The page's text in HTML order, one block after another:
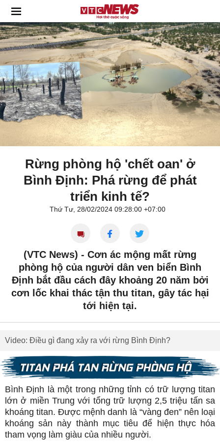
Rừng phòng hộ 'chết oan' ở
Bình Định: Phá rừng để phát
triển kinh tế?
Thứ Tư, 28/02/2024 09:28:00 +07:00
(VTC News) - Cơn ác mộng mất rừng
phòng hộ của người dân ven biển Bình
Định bắt đầu cách đây khoảng 20 năm bởi
cơn lốc khai thác tận thu titan, gây tác hại
tới hiện tại.
Video: Điều gì đang xảy ra với rừng Bình Định?
Bình Định là một trong những tỉnh có trữ lượng titan
lớn ở miền Trung với tổng trữ lượng 2,5 triệu tấn sa
khoáng titan. Được mệnh danh là “vàng đen” nên loại
khoáng sản này thành mục tiêu để hiện thực hóa
tham vọng làm giàu của nhiều người.